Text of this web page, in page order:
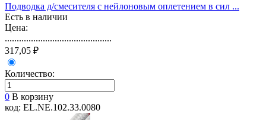
Подводка д/смесителя с нейлоновым оплетением в сил ...
Есть в наличии
Цена:
.............................................
317,05 ₽
Количество:
0 В корзину
код: EL.NE.102.33.0080